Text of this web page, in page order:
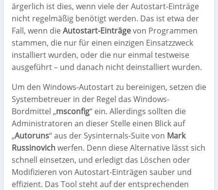
ärgerlich ist dies, wenn viele der Autostart-Einträge
nicht regelmäßig benötigt werden. Das ist etwa der
Fall, wenn die Autostart-Einträgevon Programmen
stammen, die nur für einen einzigen Einsatzzweck
installiert wurden, oder die nur einmal testweise
ausgeführt – und danach nicht deinstalliert wurden.
Um den Windows-Autostart zu bereinigen, setzen die
Systembetreuer in der Regel das Windows-
Bordmittel „msconfig“ ein. Allerdings sollten die
Administratoren an dieser Stelle einen Blick auf
„Autoruns“ aus der Sysinternals-Suite von Mark
Russinovichwerfen. Denn diese Alternative lässt sich
schnell einsetzen, und erledigt das Löschen oder
Modifizieren von Autostart-Einträgen sauber und
effizient. Das Tool steht auf der entsprechenden